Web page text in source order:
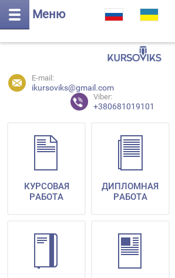
Меню
E-mail:
ikursoviks@gmail.com
Viber:
+380681019101
КУРСОВАЯ
РАБОТА
ДИПЛОМНАЯ
РАБОТА